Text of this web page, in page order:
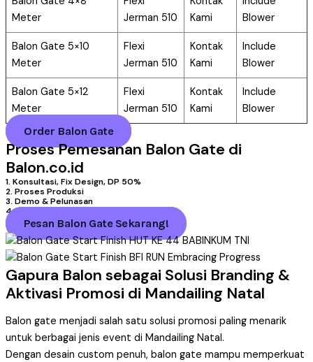
Meter
Jerman 510
Kami
Blower
Balon Gate 5×10
Meter
Flexi
Jerman 510
Kontak
Kami
Include
Blower
Balon Gate 5×12
Meter
Flexi
Jerman 510
Kontak
Kami
Include
Blower
Order Balon Gate
Proses Pemesanan Balon Gate di
Balon.co.id
1. Konsultasi, Fix Design, DP 50%
2. Proses Produksi
3. Demo & Pelunasan
4. Pengiriman
Pesan Balon Gate Sekarang!
Gapura Balon sebagai Solusi Branding &
Aktivasi Promosi di Mandailing Natal
Balon gate menjadi salah satu solusi promosi paling menarik
untuk berbagai jenis event di Mandailing Natal.
Dengan desain custom penuh, balon gate mampu memperkuat